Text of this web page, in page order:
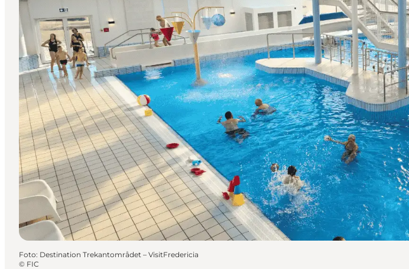
Book guidet tur
Foto: Destination Trekantområdet – VisitFredericia
© FIC